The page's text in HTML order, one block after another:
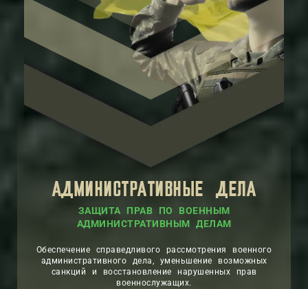
АДМИНИСТРАТИВНЫЕ ДЕЛА
ЗАЩИТА ПРАВ ПО ВОЕННЫМ
АДМИНИСТРАТИВНЫМ ДЕЛАМ
Обеспечение справедливого рассмотрения военного
административного дела, уменьшение возможных
санкций и восстановление нарушенных прав
военнослужащих.